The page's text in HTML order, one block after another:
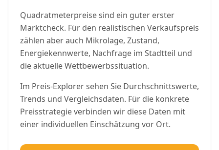
Quadratmeterpreise sind ein guter erster
Marktcheck. Für den realistischen Verkaufspreis
zählen aber auch Mikrolage, Zustand,
Energiekennwerte, Nachfrage im Stadtteil und
die aktuelle Wettbewerbssituation.
Im Preis-Explorer sehen Sie Durchschnittswerte,
Trends und Vergleichsdaten. Für die konkrete
Preisstrategie verbinden wir diese Daten mit
einer individuellen Einschätzung vor Ort.